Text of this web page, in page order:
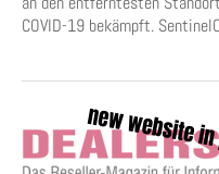
COVID-19 bekämpft.